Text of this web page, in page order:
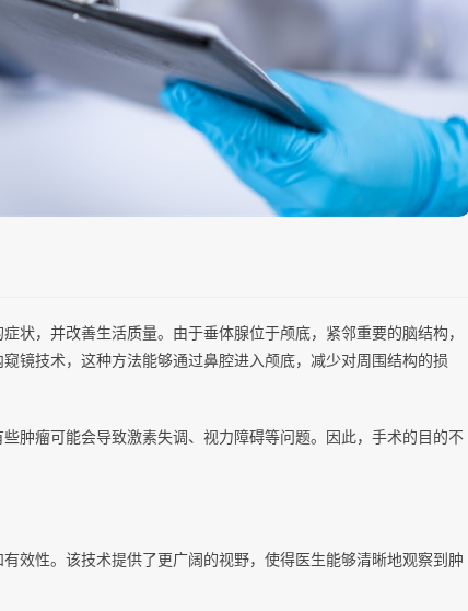
状，并改善生活质量。由于垂体腺位于颅底，紧邻重要的脑结构，
镜技术，这种方法能够通过鼻腔进入颅底，减少对周围结构的损
肿瘤可能会导致激素失调、视力障碍等问题。因此，手术的目的不
效性。该技术提供了更广阔的视野，使得医生能够清晰地观察到肿